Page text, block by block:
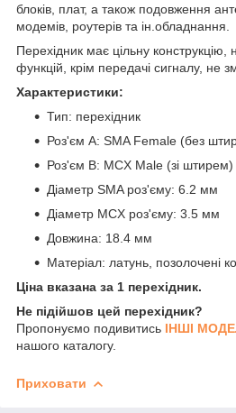
блоків, плат, а також подовження
модемів, роутерів та ін.обладнання.
Перехідник має цільну конструкцію,
функцій, крім передачі сигналу, не
Характеристики:
Тип: перехідник
Роз'єм А: SMA Female (без
Роз'єм B: MCX Male (зі штирем)
Діаметр SMA роз'єму: 6.2 мм
Діаметр MCX роз'єму: 3.5 мм
Довжина: 18.4 мм
Матеріал: латунь, позолочені
Ціна вказана за 1 перехідник.
Не підійшов цей перехідник?
Пропонуємо подивитись ІНШІ
нашого каталогу.
Приховати